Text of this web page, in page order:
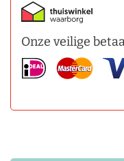
Onze veilige